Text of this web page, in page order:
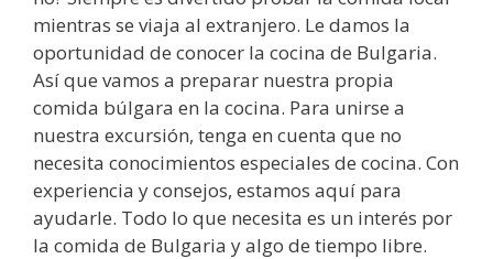
mientras se viaja al extranjero. Le damos la
oportunidad de conocer la cocina de Bulgaria.
Así que vamos a preparar nuestra propia
comida búlgara en la cocina. Para unirse a
nuestra excursión, tenga en cuenta que no
necesita conocimientos especiales de cocina. Con
experiencia y consejos, estamos aquí para
ayudarle. Todo lo que necesita es un interés por
la comida de Bulgaria y algo de tiempo libre.